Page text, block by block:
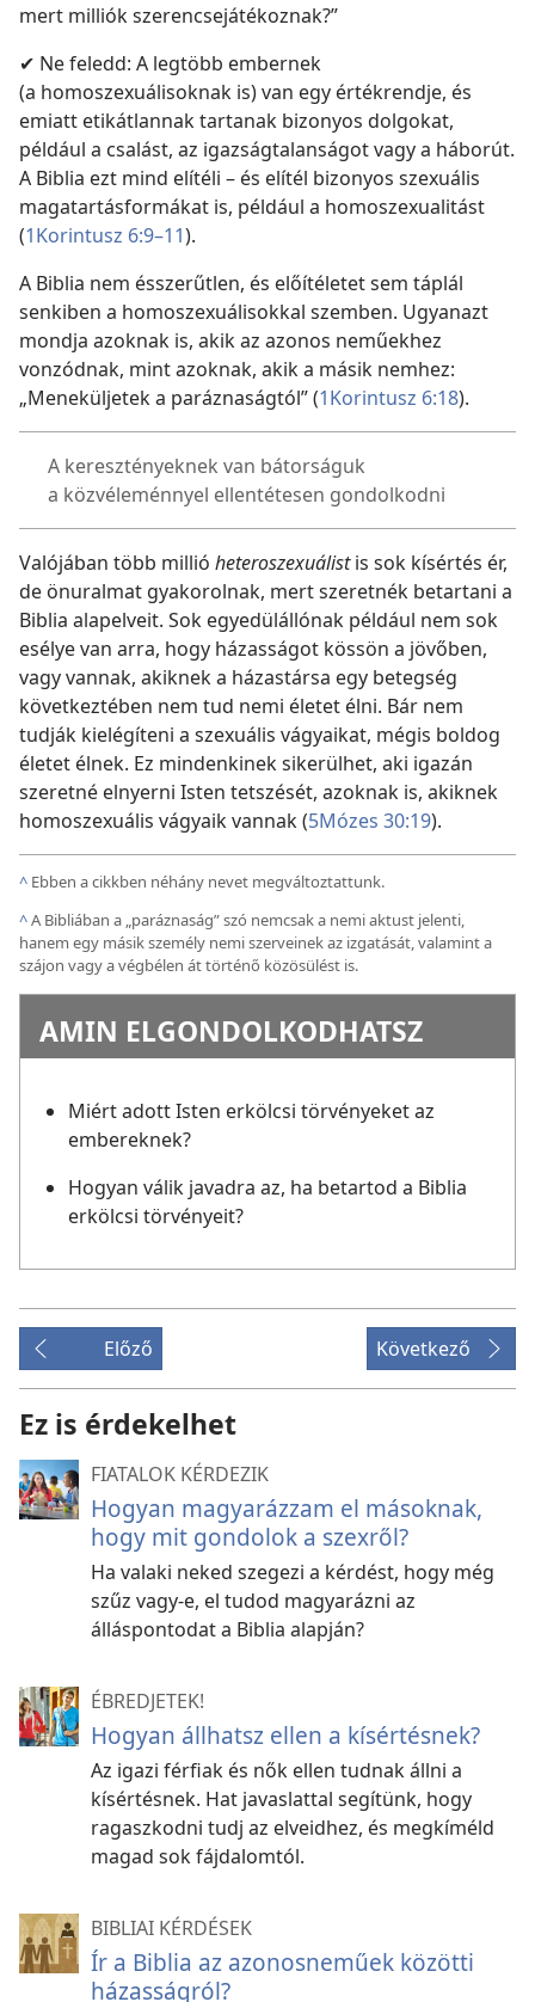
mert milliók szerencsejátékoznak?”
✔ Ne feledd: A legtöbb embernek
(a homoszexuálisoknak is) van egy értékrendje, és
emiatt etikátlannak tartanak bizonyos dolgokat,
például a csalást, az igazságtalanságot vagy a háborút.
A Biblia ezt mind elítéli – és elítél bizonyos szexuális
magatartásformákat is, például a homoszexualitást
(1Korintusz 6:9–11).
A Biblia nem ésszerűtlen, és előítéletet sem táplál
senkiben a homoszexuálisokkal szemben. Ugyanazt
mondja azoknak is, akik az azonos neműekhez
vonzódnak, mint azoknak, akik a másik nemhez:
„Meneküljetek a paráznaságtól” (1Korintusz 6:18).
A keresztényeknek van bátorságuk
a közvéleménnyel ellentétesen gondolkodni
Valójában több millió heteroszexuálistis sok kísértés ér,
de önuralmat gyakorolnak, mert szeretnék betartani a
Biblia alapelveit. Sok egyedülállónak például nem sok
esélye van arra, hogy házasságot kössön a jövőben,
vagy vannak, akiknek a házastársa egy betegség
következtében nem tud nemi életet élni. Bár nem
tudják kielégíteni a szexuális vágyaikat, mégis boldog
életet élnek. Ez mindenkinek sikerülhet, aki igazán
szeretné elnyerni Isten tetszését, azoknak is, akiknek
homoszexuális vágyaik vannak (5Mózes 30:19).
^ Ebben a cikkben néhány nevet megváltoztattunk.
^A Bibliában a „paráznaság” szó nemcsak a nemi aktust jelenti,
hanem egy másik személy nemi szerveinek az izgatását, valamint a
szájon vagy a végbélen át történő közösülést is.
AMIN ELGONDOLKODHATSZ
Miért adott Isten erkölcsi törvényeket az
embereknek?
Hogyan válik javadra az, ha betartod a Biblia
erkölcsi törvényeit?
Előző Következő
Ez is érdekelhet
FIATALOK KÉRDEZIK
Hogyan magyarázzam el másoknak,
hogy mit gondolok a szexről?
Ha valaki neked szegezi a kérdést, hogy még
szűz vagy-e, el tudod magyarázni az
álláspontodat a Biblia alapján?
ÉBREDJETEK!
Hogyan állhatsz ellen a kísértésnek?
Az igazi férfiak és nők ellen tudnak állni a
kísértésnek. Hat javaslattal segítünk, hogy
ragaszkodni tudj az elveidhez, és megkíméld
magad sok fájdalomtól.
BIBLIAI KÉRDÉSEK
Ír a Biblia az azonosneműek közötti
házasságról?